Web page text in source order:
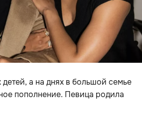
а на днях в большой семье
пополнение. Певица родила